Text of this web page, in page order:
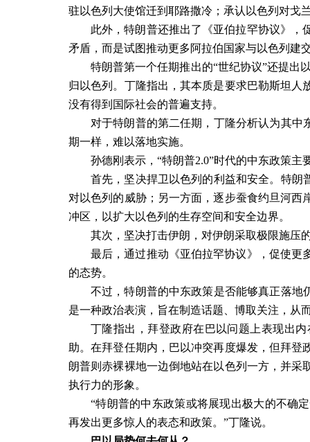
驻以色列大使馆迁到耶路撒冷；承认以色列对戈
此外，特朗普还推出了《亚伯拉罕协议》，
矛盾，而是试图推动更多阿拉伯国家与以色列建
特朗普第一个任期推出的“世纪协议”还提出
归以色列。丁隆指出，其本质是要求巴勒斯坦
没有得到国际社会的普遍支持。
对于特朗普的第二任期，丁隆分析认为其中
期一样，难以落地实施。
孙德刚表示，“特朗普2.0”时代的中东政策主
首先，坚决捍卫以色列的利益和安全。特朗
对以色列的威胁；另一方面，逐步蚕食约旦河
冲区，以扩大以色列的生存空间和安全边界。
其次，坚决打击伊朗，对伊朗采取极限施压
最后，通过推动《亚伯拉罕协议》，促使更
的态势。
不过，特朗普的中东政策是否能够真正落地
是一种政治表演，旨在制造话题、博取关注，从
丁隆指出，拜登政府在巴以问题上表现出
助。在拜登任期内，巴以冲突再度爆发，但拜
朗普则赤裸裸地一边倒地站在以色列一方，并
执行力的形象。
“特朗普的中东政策或将展现出极大的不确
再发出更多惊人的表态和政策。”丁隆说。